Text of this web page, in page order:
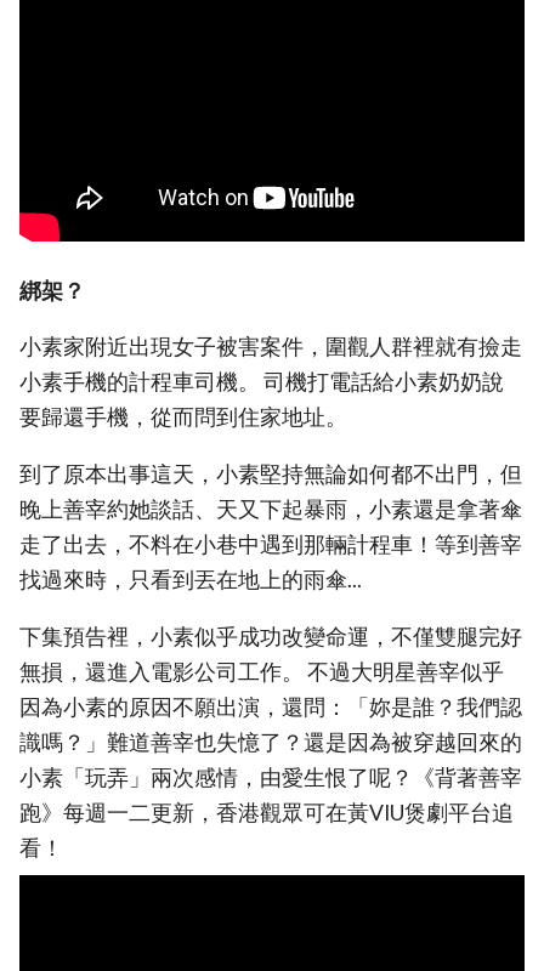
綁架？
小素家附近出現女子被害案件，圍觀人群裡就有撿走
小素手機的計程車司機。 司機打電話給小素奶奶說
要歸還手機，從而問到住家地址。
到了原本出事這天，小素堅持無論如何都不出門，但
晚上善宰約她談話、天又下起暴雨，小素還是拿著傘
走了出去，不料在小巷中遇到那輛計程車！等到善宰
找過來時，只看到丟在地上的雨傘...
下集預告裡，小素似乎成功改變命運，不僅雙腿完好
無損，還進入電影公司工作。 不過大明星善宰似乎
因為小素的原因不願出演，還問：「妳是誰？我們認
識嗎？」難道善宰也失憶了？還是因為被穿越回來的
小素「玩弄」兩次感情，由愛生恨了呢？《背著善宰
跑》每週一二更新，香港觀眾可在黃VIU煲劇平台追
看！